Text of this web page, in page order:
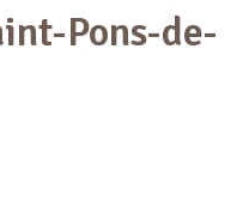
Pons-de-